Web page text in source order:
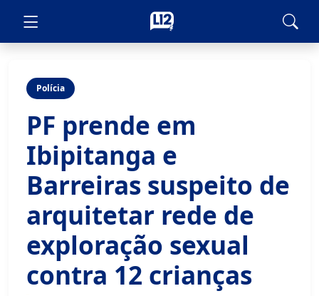
Polícia
PF prende em
Ibipitanga e
Barreiras suspeito de
arquitetar rede de
exploração sexual
contra 12 crianças